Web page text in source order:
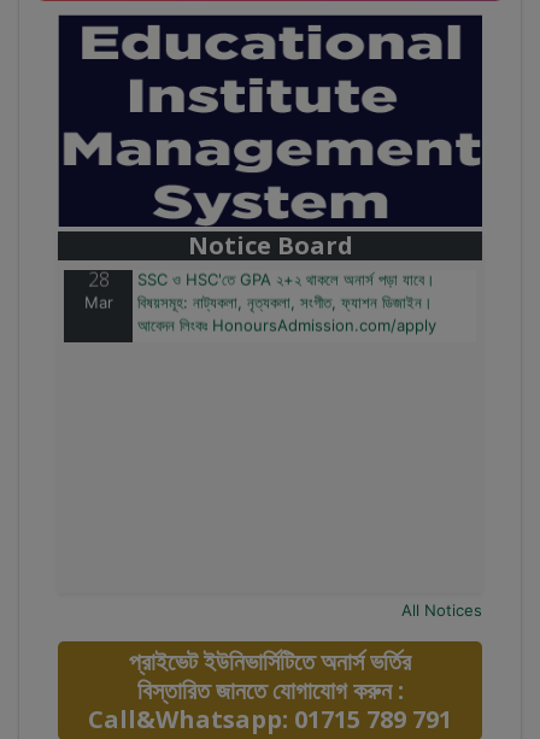
Notice Board
বাজেটের মধ্যে প্রাইভেট ইউনিভার্সিটিতে অনার্স পড়ার সুযোগ।
২০টির অধিক বিষয়, ৪ বছরে মোট খরচ ২ লক্ষ থেকে ৫ লক্ষ টাকা।
আবেদন লিংকঃ HonoursAdmission.com/apply
28
Mar
SSC ও HSC'তে GPA ২+২ থাকলে অনার্স পড়া যাবে।
বিষয়সমূহ: নাট্যকলা, নৃত্যকলা, সংগীত, ফ্যাশন ডিজাইন।
আবেদন লিংকঃ HonoursAdmission.com/apply
All Notices
প্রাইভেট ইউনিভার্সিটিতে অনার্স ভর্তির
বিস্তারিত জানতে যোগাযোগ করুন :
Call&Whatsapp: 01715 789 791